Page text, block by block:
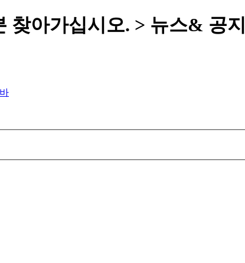
찾아가십시오. > 뉴스& 공지